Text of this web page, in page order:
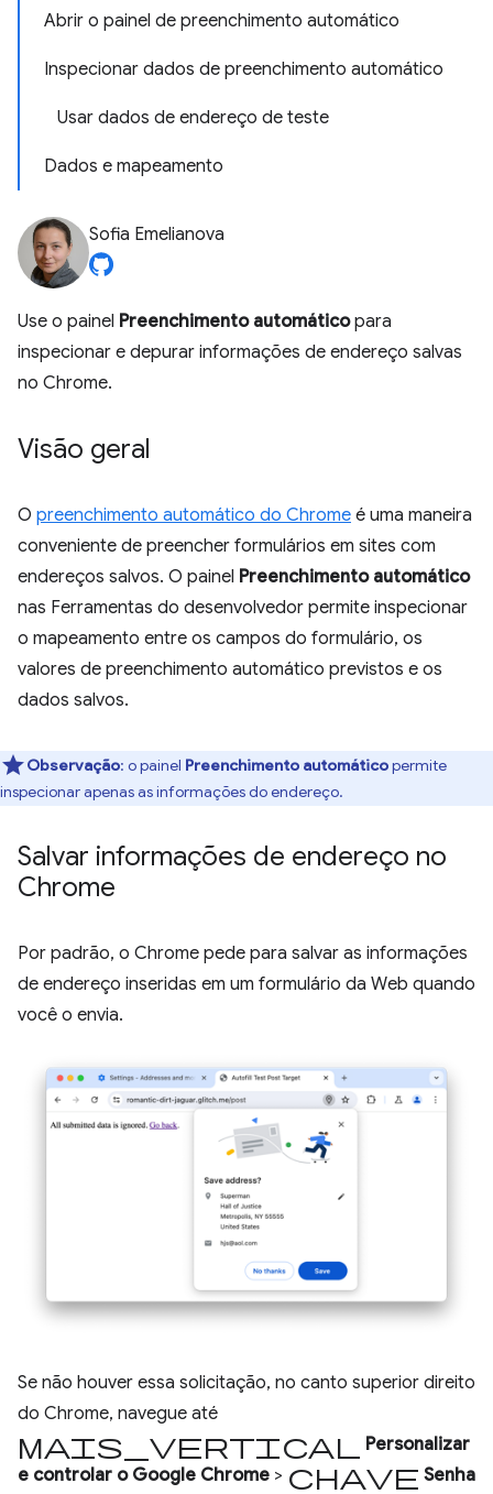
Abrir o painel de preenchimento automático
Inspecionar dados de preenchimento automático
Usar dados de endereço de teste
Dados e mapeamento
Sofia Emelianova
Use o painel Preenchimento automáticopara
inspecionar e depurar informações de endereço salvas
no Chrome.
Visão geral
O preenchimento automático do Chrome é uma maneira
conveniente de preencher formulários em sites com
endereços salvos. O painel Preenchimento automático
nas Ferramentas do desenvolvedor permite inspecionar
o mapeamento entre os campos do formulário, os
valores de preenchimento automático previstos e os
dados salvos.
Observação: o painel Preenchimento automáticopermite
inspecionar apenas as informações do endereço.
Salvar informações de endereço no
Chrome
Por padrão, o Chrome pede para salvar as informações
de endereço inseridas em um formulário da Web quando
você o envia.
Se não houver essa solicitação, no canto superior direito
do Chrome, navegue até
mais_vertical
Personalizar
e controlar o Google Chrome > chave Senha